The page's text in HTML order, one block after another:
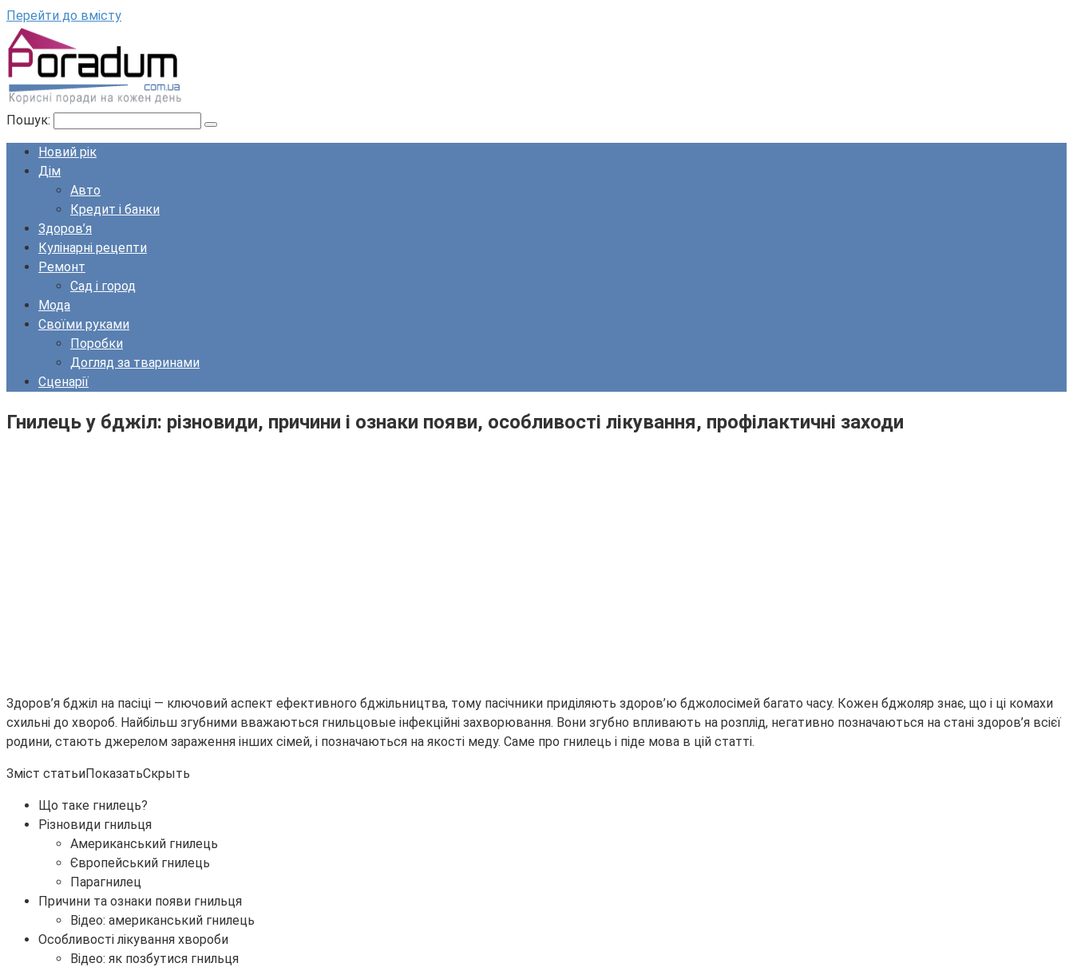
Перейти до вмісту
Пошук:
Новий рік
Дім
Авто
Кредит і банки
Здоров’я
Кулінарні рецепти
Ремонт
Сад і город
Мода
Своїми руками
Поробки
Догляд за тваринами
Сценарії
Гнилець у бджіл: різновиди, причини і ознаки появи, особливості лікування, профілактичні заходи
Здоров’я бджіл на пасіці — ключовий аспект ефективного бджільництва, тому пасічники приділяють здоров’ю бджолосімей багато часу. Кожен бджоляр знає, що і ці комахи
схильні до хвороб. Найбільш згубними вважаються гнильцовые інфекційні захворювання. Вони згубно впливають на розплід, негативно позначаються на стані здоров’я всієї
родини, стають джерелом зараження інших сімей, і позначаються на якості меду. Саме про гнилець і піде мова в цій статті.
Зміст статьиПоказатьСкрыть
Що таке гнилець?
Різновиди гнильця
Американський гнилець
Європейський гнилець
Парагнилец
Причини та ознаки появи гнильця
Відео: американський гнилець
Особливості лікування хвороби
Відео: як позбутися гнильця